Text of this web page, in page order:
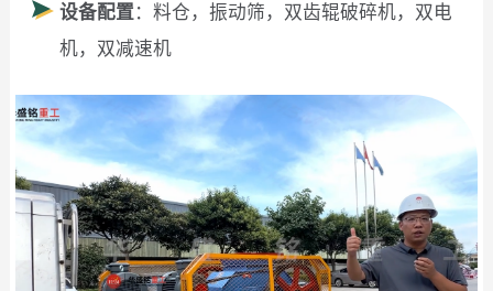
设备配置：料仓，振动筛，双齿辊破碎机，双电
机，双减速机